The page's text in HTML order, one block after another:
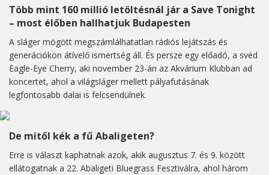
Több mint 160 millió letöltésnál jár a Save Tonight
– most élőben hallhatjuk Budapesten
A sláger mögött megszámlálhatatlan rádiós lejátszás és
generációkon átívelő ismertség áll. És persze egy előadó, a svéd
Eagle-Eye Cherry, aki november 23-án az Akvárium Klubban ad
koncertet, ahol a világsláger mellett pályafutásának
legfontosabb dalai is felcsendülnek.
De mitől kék a fű Abaligeten?
Erre is választ kaphatnak azok, akik augusztus 7. és 9. között
ellátogatnak a 22. Abaligeti Bluegrass Fesztiválra, ahol három